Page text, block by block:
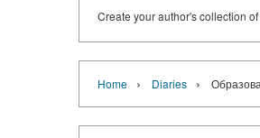
Create your author's collection
Home › Diaries ›